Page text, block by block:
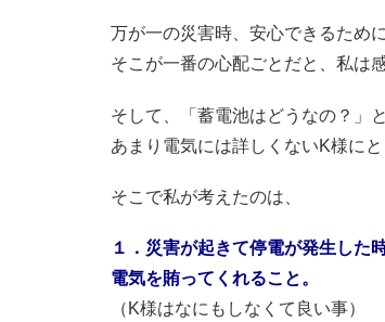
万が一の災害時、安心できるため
そこが一番の心配ごとだと、私は
そして、「蓄電池はどうなの？」
あまり電気には詳しくないK様に
そこで私が考えたのは、
１．災害が起きて停電が発生した
電気を賄ってくれること。
（K様はなにもしなくて良い事）